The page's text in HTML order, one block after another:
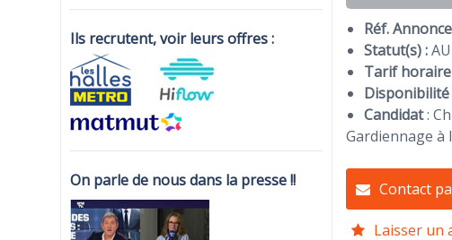
Réf.
Statut(s) :
Tarif horaire
Disponibilité
Candidat:
Gardiennage à
Contact
Laisser un
Ils recrutent, voir leurs offres :
On parle de nous dans la presse !!